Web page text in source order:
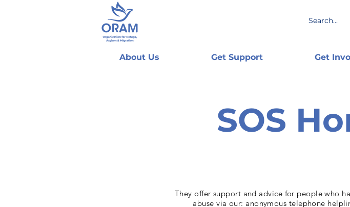
About Us Get Support Get
SOS
They offer support and advice for people who
abuse via our: anonymous telephone